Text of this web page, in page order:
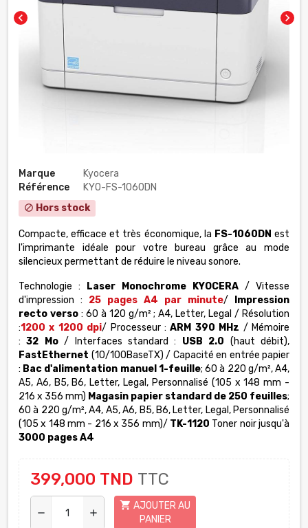
chevron_left chevron_right
Marque
Kyocera
Référence
KYO-FS-1060DN
block Hors stock
Compacte, efficace et très économique, la FS-1060DN est
l'imprimante idéale pour votre bureau grâce au mode
silencieux permettant de réduire le niveau sonore.
Technologie : Laser Monochrome KYOCERA / Vitesse
d'impression : 25 pages A4 par minute/
Impression
recto verso: 60 à 120 g/m² ; A4, Letter, Legal / Résolution
:1200 x 1200 dpi/ Processeur :ARM 390 MHz / Mémoire
:32 Mo/ Interfaces standard : USB 2.0 (haut débit),
FastEthernet (10/100BaseTX) / Capacité en entrée papier
: Bac d'alimentation manuel 1-feuille; 60 à 220 g/m², A4,
A5, A6, B5, B6, Letter, Legal, Personnalisé (105 x 148 mm -
216 x 356 mm) Magasin papier standard de 250 feuilles;
60 à 220 g/m², A4, A5, A6, B5, B6, Letter, Legal, Personnalisé
(105 x 148 mm - 216 x 356 mm)/ TK-1120 Toner noir jusqu'à
3000 pages A4
399,000 TND TTC
remove add
shopping_cart AJOUTER AU
PANIER